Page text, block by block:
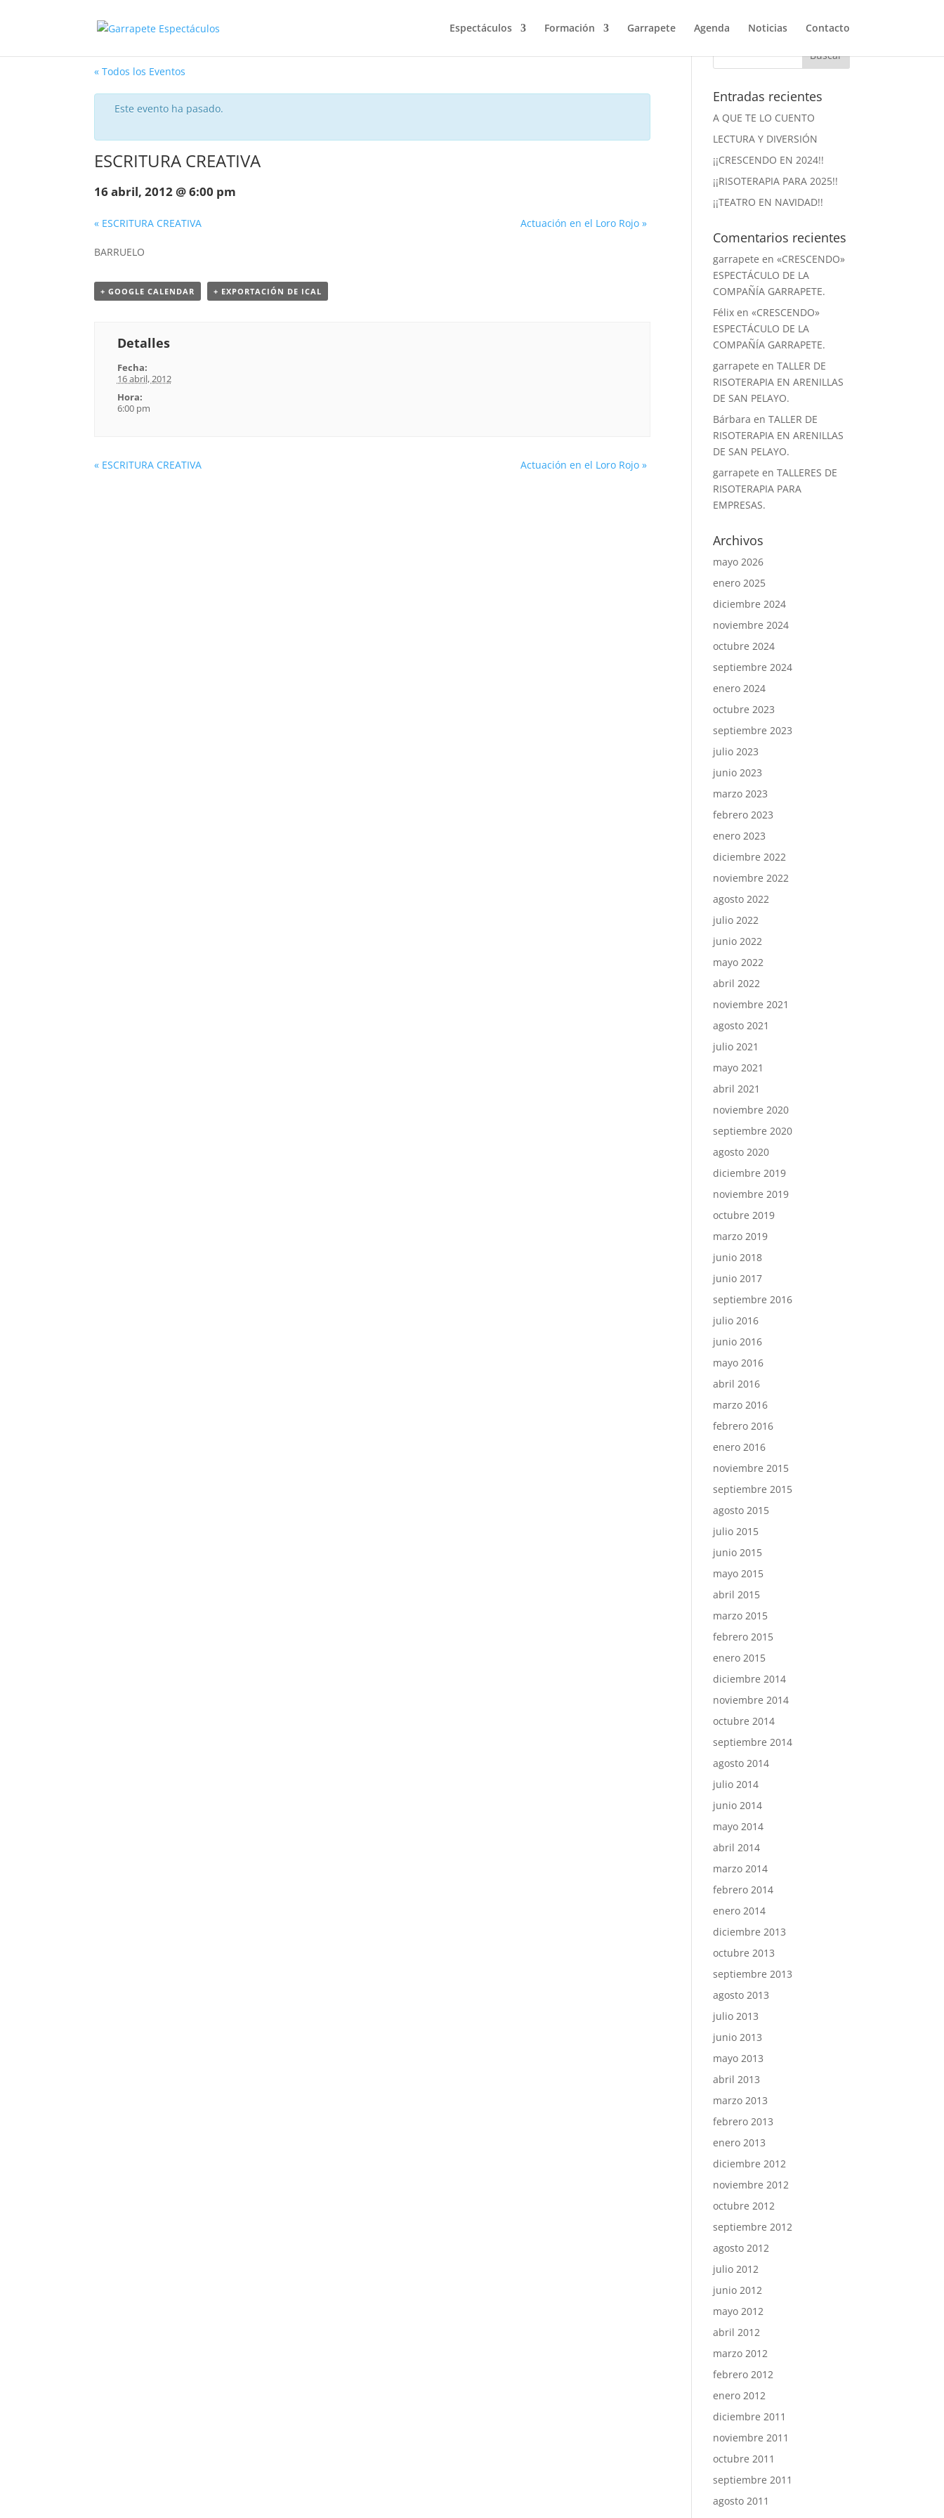
Espectáculos Formación Garrapete Agenda Noticias Contacto
« Todos los Eventos
Este evento ha pasado.
ESCRITURA CREATIVA
16 abril, 2012 @ 6:00 pm
« ESCRITURA CREATIVA Actuación en el Loro Rojo»
BARRUELO
+ GOOGLE CALENDAR + EXPORTACIÓN DE ICAL
Detalles
Fecha:
16 abril, 2012
Hora:
6:00 pm
« ESCRITURA CREATIVA Actuación en el Loro Rojo»
Entradas recientes
A QUE TE LO CUENTO
LECTURA Y DIVERSIÓN
¡¡CRESCENDO EN 2024!!
¡¡RISOTERAPIA PARA 2025!!
¡¡TEATRO EN NAVIDAD!!
Comentarios recientes
garrapete en«CRESCENDO»
ESPECTÁCULO DE LA
COMPAÑÍA GARRAPETE.
Félix en«CRESCENDO»
ESPECTÁCULO DE LA
COMPAÑÍA GARRAPETE.
garrapete enTALLER DE
RISOTERAPIA EN ARENILLAS
DE SAN PELAYO.
Bárbara enTALLER DE
RISOTERAPIA EN ARENILLAS
DE SAN PELAYO.
garrapete enTALLERES DE
RISOTERAPIA PARA
EMPRESAS.
Archivos
mayo 2026
enero 2025
diciembre 2024
noviembre 2024
octubre 2024
septiembre 2024
enero 2024
octubre 2023
septiembre 2023
julio 2023
junio 2023
marzo 2023
febrero 2023
enero 2023
diciembre 2022
noviembre 2022
agosto 2022
julio 2022
junio 2022
mayo 2022
abril 2022
noviembre 2021
agosto 2021
julio 2021
mayo 2021
abril 2021
noviembre 2020
septiembre 2020
agosto 2020
diciembre 2019
noviembre 2019
octubre 2019
marzo 2019
junio 2018
junio 2017
septiembre 2016
julio 2016
junio 2016
mayo 2016
abril 2016
marzo 2016
febrero 2016
enero 2016
noviembre 2015
septiembre 2015
agosto 2015
julio 2015
junio 2015
mayo 2015
abril 2015
marzo 2015
febrero 2015
enero 2015
diciembre 2014
noviembre 2014
octubre 2014
septiembre 2014
agosto 2014
julio 2014
junio 2014
mayo 2014
abril 2014
marzo 2014
febrero 2014
enero 2014
diciembre 2013
octubre 2013
septiembre 2013
agosto 2013
julio 2013
junio 2013
mayo 2013
abril 2013
marzo 2013
febrero 2013
enero 2013
diciembre 2012
noviembre 2012
octubre 2012
septiembre 2012
agosto 2012
julio 2012
junio 2012
mayo 2012
abril 2012
marzo 2012
febrero 2012
enero 2012
diciembre 2011
noviembre 2011
octubre 2011
septiembre 2011
agosto 2011